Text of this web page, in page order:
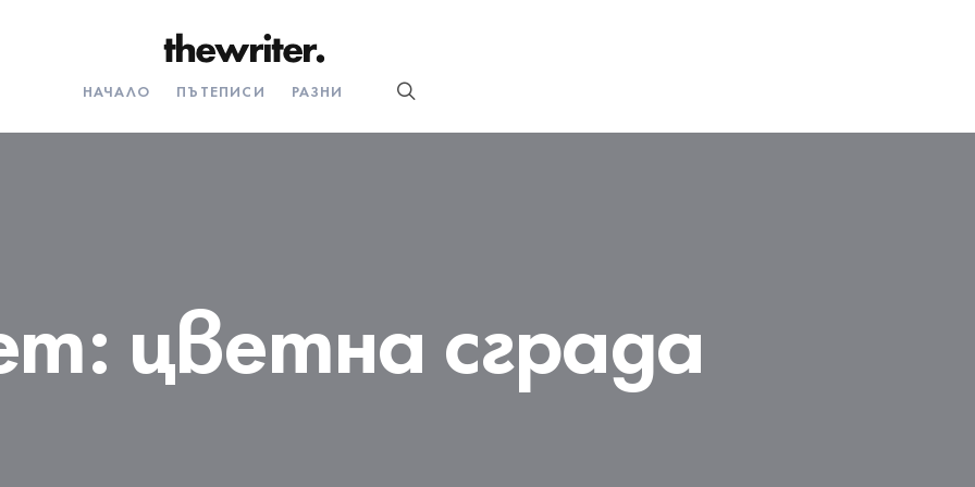
НАЧАЛО ПЪТЕПИСИ РАЗНИ
цветна сграда